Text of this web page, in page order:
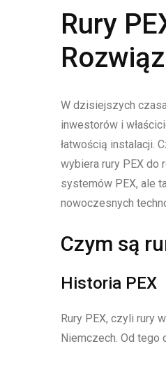
Rury
W dzisiejszych
inwestorów i
łatwością instalacji.
wybiera rury PEX do
systemów PEX, ale
nowoczesnych
Czym są
Historia PEX
Rury PEX, czyli rury
Niemczech. Od tego